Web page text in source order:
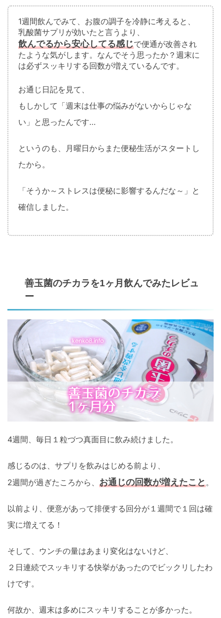
1週間飲んでみて、お腹の調子を冷静に考えると、
乳酸菌サプリが効いたと言うより、
飲んでるから安心してる感じで便通が改善され
たような気がします。なんでそう思ったか？週末に
は必ずスッキリする回数が増えているんです。
お通じ日記を見て、
もしかして「週末は仕事の悩みがないからじゃな
い」と思ったんです…
というのも、月曜日からまた便秘生活がスタートし
たから。
「そうか～ストレスは便秘に影響するんだな～」と
確信しました。
善玉菌のチカラを1ヶ月飲んでみたレビュ
ー
4週間、毎日１粒づつ真面目に飲み続けました。
感じるのは、サプリを飲みはじめる前より、
2週間が過ぎたころから、 お通じの回数が増えたこと。
以前より、便意があって排便する回分が１週間で１回は確
実に増えてる！
そして、ウンチの量はあまり変化はないけど、
２日連続でスッキリする快挙があったのでビックリしたわ
けです。
何故か、週末は多めにスッキリすることが多かった。